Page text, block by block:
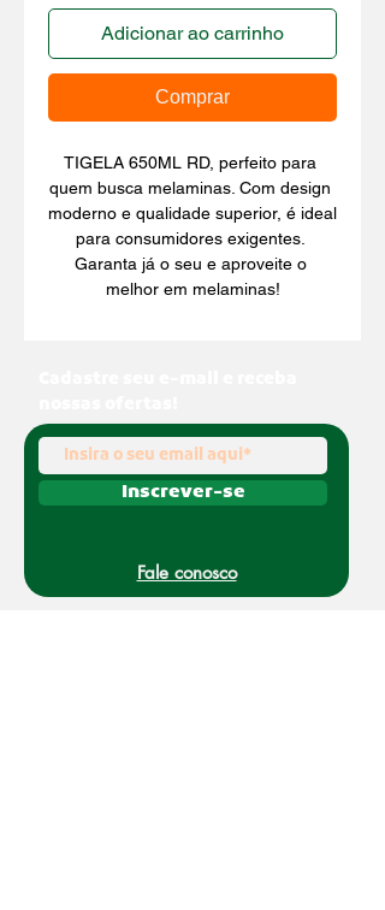
Adicionar ao carrinho
Comprar
TIGELA 650ML RD, perfeito para
quem busca melaminas. Com design
moderno e qualidade superior, é ideal
para consumidores exigentes.
Garanta já o seu e aproveite o
melhor em melaminas!
Inscrever-se
Fale conosco